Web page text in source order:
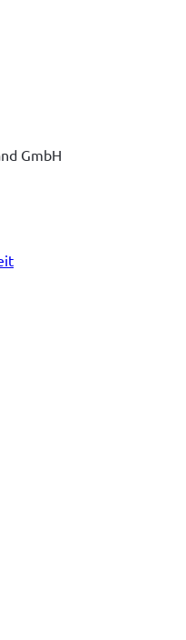
GmbH